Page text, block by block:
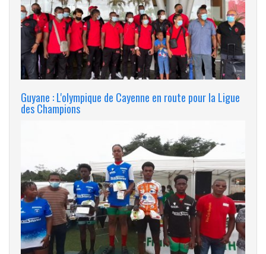
Guyane : L'olympique de Cayenne en route pour la Ligue
des Champions